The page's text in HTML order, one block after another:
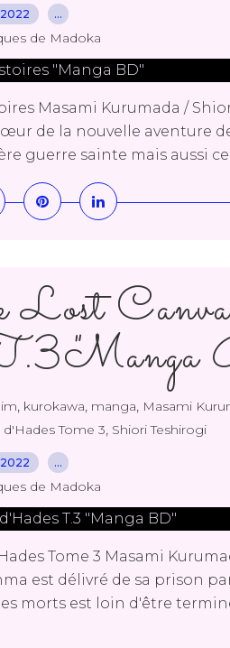
…
de Madoka
Masami Kurumada /
de la nouvelle aventure
guerre sainte mais aussi ce
Lost
T.3
, kurokawa, manga, Masami
Tome 3, Shiori Teshirogi
…
de Madoka
Tome 3 Masami
est délivré de sa prison
morts est loin d'être